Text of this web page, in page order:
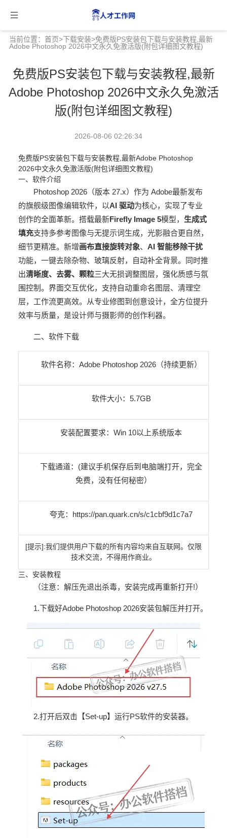
当前位置： 首页>下载安装>免费版PS安装包下载与安装教程,最新
Adobe Photoshop 2026中文永久免激活版(附包详细图文教程)
免费版PS安装包下载与安装教程,最新
Adobe Photoshop 2026中文永久免激活
版(附包详细图文教程)
2026-08-06 02:26:34
免费版PS安装包下载与安装教程,最新Adobe Photoshop
2026中文永久免激活版(附包详细图文教程)
一、软件介绍
Photoshop 2026（版本 27.x）作为 Adobe最新发布
的旗舰级图像编辑软件，以AI 驱动为核心，实现了专业
创作的全面革新。搭载最新Firefly Image 5模型， 生成式
填充支持多参考图像与无提示词生成，光影融合更自然，
细节更精准。新增画布直接旋转对象、 AI 智能移除干扰
功能，一键去除杂物、玻璃反射，自动补全背景。同时推
出清晰度、去雾、颗粒三大无损调整图层，强化质感与氛
围控制。界面交互优化，支持自动重命名图层、清理空
层，工作流更高效。
从专业修图到创意设计，全方位提升
效率与质量，是设计师与摄影师的创作利器。
二、软件下载
软件名称： Adobe Photoshop 2026（持续更新）
软件大小：5.7GB
安装配置要求：Win 10以上系统版本
下载通道： (建议手机保存后到电脑端打开，完全
免费，没有任何秘密）
夸克： https://pan.quark.cn/s/c1cbf9d1c7a7
[提示]:我们提供用户下载的所有内容均来自互联网。仅限
技术交流，不得用作商业。
三、安装教程
（注意：解压先退出杀毒，安装完成再重新打开!）
1.下载好Adobe Photoshop 2026安装包解压并打开。
2.打开后双击【Set-up】运行PS软件的安装器。